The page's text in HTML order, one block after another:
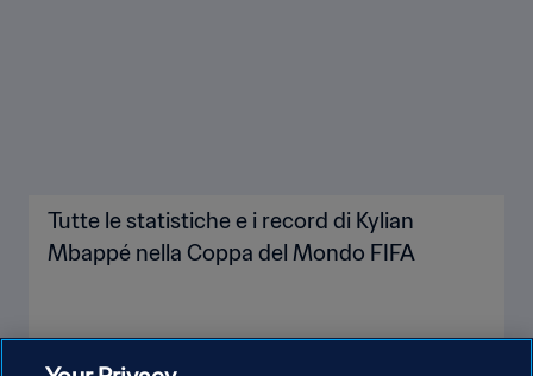
Tutte le statistiche e i record di Kylian
Mbappé nella Coppa del Mondo FIFA